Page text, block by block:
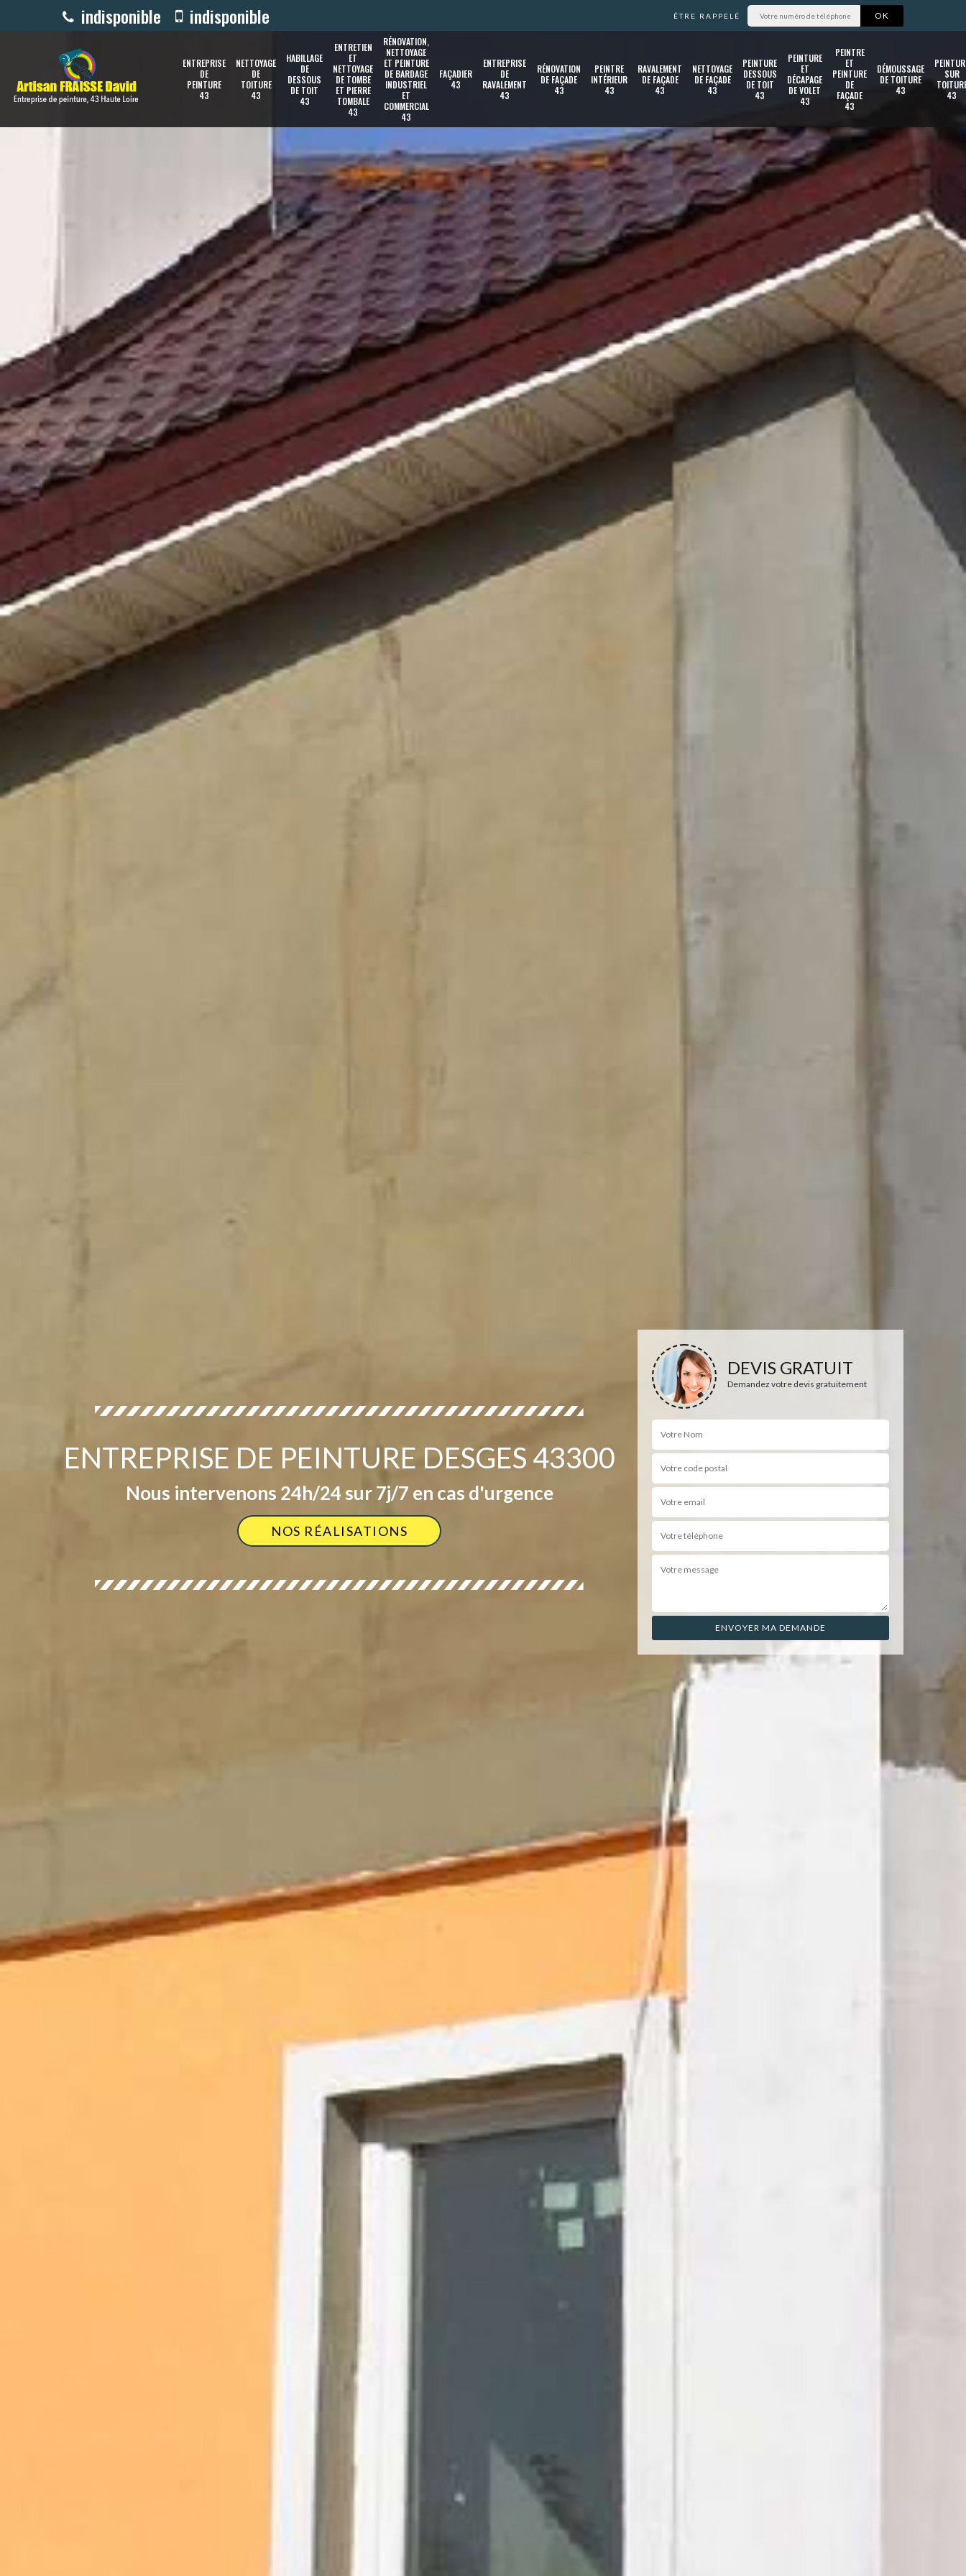
indisponible indisponible ÊTRE RAPPELÉ
ENTREPRISE
DE
PEINTURE
43
NETTOYAGE
DE
TOITURE
43
HABILLAGE
DE
DESSOUS
DE TOIT
43
ENTRETIEN
ET
NETTOYAGE
DE TOMBE
ET PIERRE
TOMBALE
43
RÉNOVATION,
NETTOYAGE
ET PEINTURE
DE BARDAGE
INDUSTRIEL
ET
COMMERCIAL
43
FAÇADIER
43
ENTREPRISE
DE
RAVALEMENT
43
RÉNOVATION
DE FAÇADE
43
PEINTRE
INTÉRIEUR
43
RAVALEMENT
DE FAÇADE
43
NETTOYAGE
DE FAÇADE
43
PEINTURE
DESSOUS
DE TOIT
43
PEINTURE
ET
DÉCAPAGE
DE VOLET
43
PEINTRE
ET
PEINTURE
DE
FAÇADE
43
DÉMOUSSAGE
DE TOITURE
43
SUR
43
ENTREPRISE DE PEINTURE DESGES 43300
Nous intervenons 24h/24 sur 7j/7 en cas d'urgence
NOS RÉALISATIONS
DEVIS GRATUIT
Demandez votre devis gratuitement